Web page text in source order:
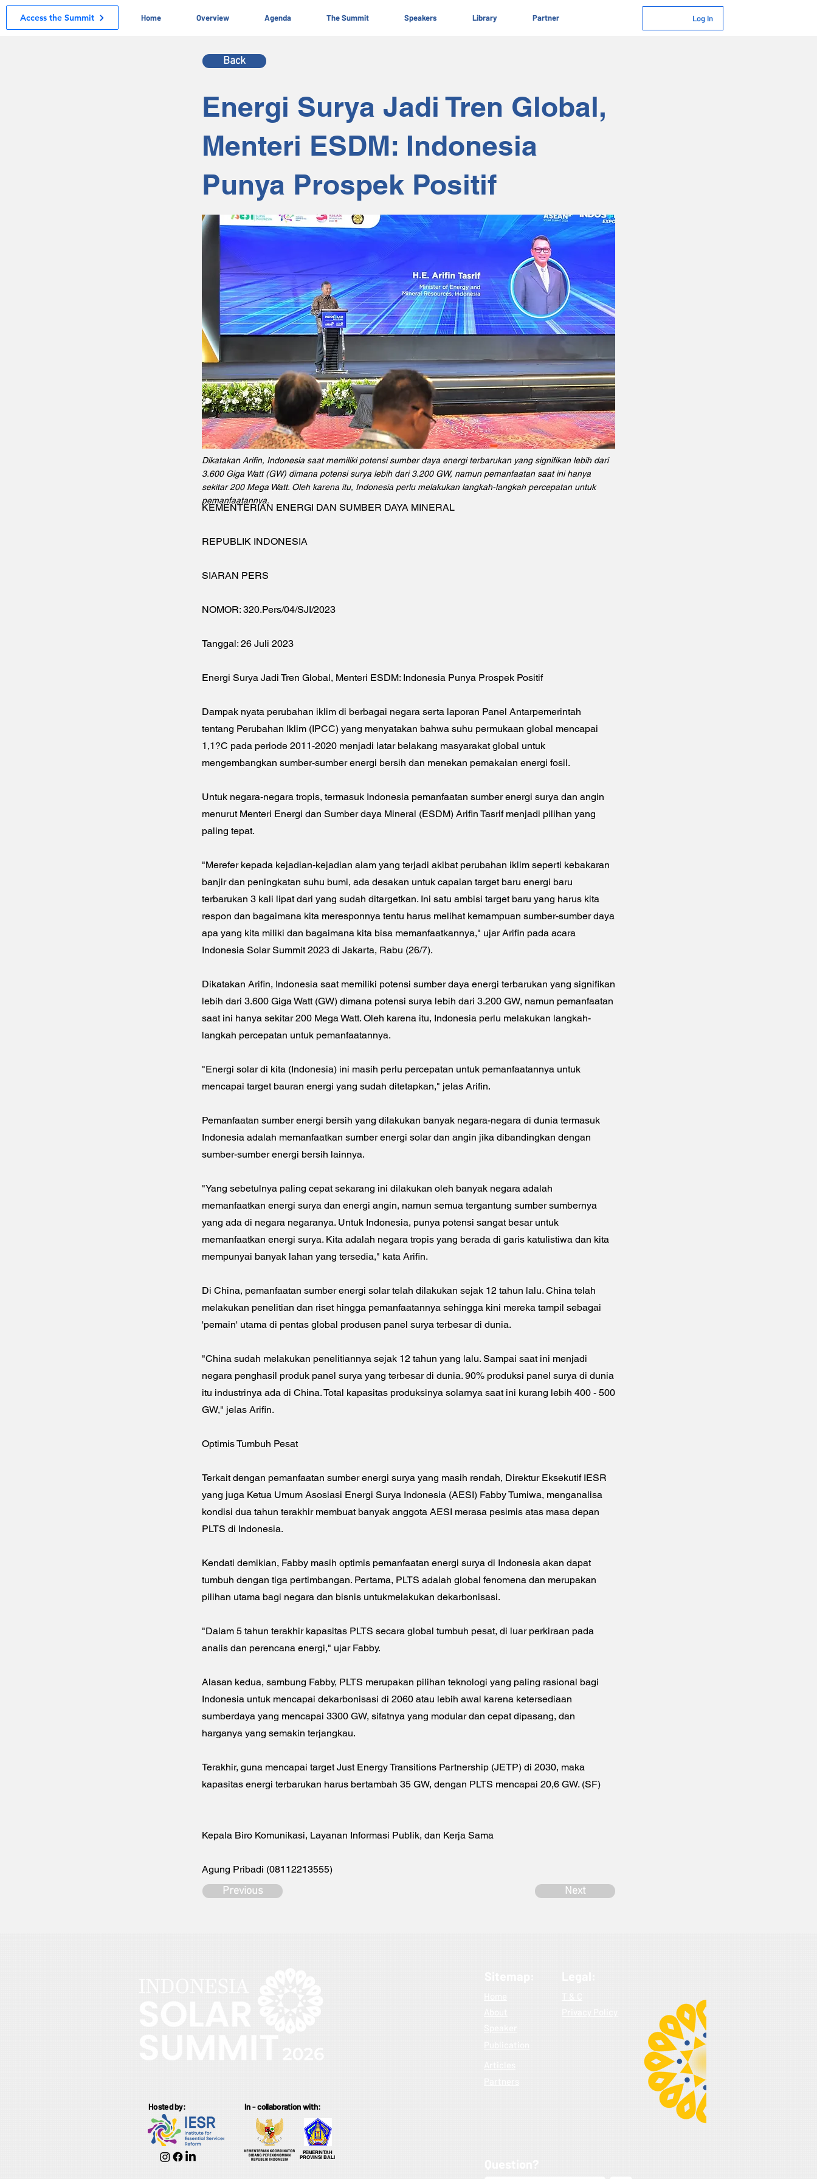
Access the Summit Home Overview Agenda The Summit Speakers Library Partner Log In
Back
Energi Surya Jadi Tren Global,
Menteri ESDM: Indonesia
Punya Prospek Positif
Dikatakan Arifin, Indonesia saat memiliki potensi sumber daya energi terbarukan yang signifikan lebih dari
3.600 Giga Watt (GW) dimana potensi surya lebih dari 3.200 GW, namun pemanfaatan saat ini hanya
sekitar 200 Mega Watt. Oleh karena itu, Indonesia perlu melakukan langkah-langkah percepatan untuk
pemanfaatannya.
KEMENTERIAN ENERGI DAN SUMBER DAYA MINERAL
REPUBLIK INDONESIA
SIARAN PERS
NOMOR: 320.Pers/04/SJI/2023
Tanggal: 26 Juli 2023
Energi Surya Jadi Tren Global, Menteri ESDM: Indonesia Punya Prospek Positif
Dampak nyata perubahan iklim di berbagai negara serta laporan Panel Antarpemerintah
tentang Perubahan Iklim (IPCC) yang menyatakan bahwa suhu permukaan global mencapai
1,1?C pada periode 2011-2020 menjadi latar belakang masyarakat global untuk
mengembangkan sumber-sumber energi bersih dan menekan pemakaian energi fosil.
Untuk negara-negara tropis, termasuk Indonesia pemanfaatan sumber energi surya dan angin
menurut Menteri Energi dan Sumber daya Mineral (ESDM) Arifin Tasrif menjadi pilihan yang
paling tepat.
"Merefer kepada kejadian-kejadian alam yang terjadi akibat perubahan iklim seperti kebakaran
banjir dan peningkatan suhu bumi, ada desakan untuk capaian target baru energi baru
terbarukan 3 kali lipat dari yang sudah ditargetkan. Ini satu ambisi target baru yang harus kita
respon dan bagaimana kita meresponnya tentu harus melihat kemampuan sumber-sumber daya
apa yang kita miliki dan bagaimana kita bisa memanfaatkannya," ujar Arifin pada acara
Indonesia Solar Summit 2023 di Jakarta, Rabu (26/7).
Dikatakan Arifin, Indonesia saat memiliki potensi sumber daya energi terbarukan yang signifikan
lebih dari 3.600 Giga Watt (GW) dimana potensi surya lebih dari 3.200 GW, namun pemanfaatan
saat ini hanya sekitar 200 Mega Watt. Oleh karena itu, Indonesia perlu melakukan langkah-
langkah percepatan untuk pemanfaatannya.
"Energi solar di kita (Indonesia) ini masih perlu percepatan untuk pemanfaatannya untuk
mencapai target bauran energi yang sudah ditetapkan," jelas Arifin.
Pemanfaatan sumber energi bersih yang dilakukan banyak negara-negara di dunia termasuk
Indonesia adalah memanfaatkan sumber energi solar dan angin jika dibandingkan dengan
sumber-sumber energi bersih lainnya.
"Yang sebetulnya paling cepat sekarang ini dilakukan oleh banyak negara adalah
memanfaatkan energi surya dan energi angin, namun semua tergantung sumber sumbernya
yang ada di negara negaranya. Untuk Indonesia, punya potensi sangat besar untuk
memanfaatkan energi surya. Kita adalah negara tropis yang berada di garis katulistiwa dan kita
mempunyai banyak lahan yang tersedia," kata Arifin.
Di China, pemanfaatan sumber energi solar telah dilakukan sejak 12 tahun lalu. China telah
melakukan penelitian dan riset hingga pemanfaatannya sehingga kini mereka tampil sebagai
'pemain' utama di pentas global produsen panel surya terbesar di dunia.
"China sudah melakukan penelitiannya sejak 12 tahun yang lalu. Sampai saat ini menjadi
negara penghasil produk panel surya yang terbesar di dunia. 90% produksi panel surya di dunia
itu industrinya ada di China. Total kapasitas produksinya solarnya saat ini kurang lebih 400 - 500
GW," jelas Arifin.
Optimis Tumbuh Pesat
Terkait dengan pemanfaatan sumber energi surya yang masih rendah, Direktur Eksekutif IESR
yang juga Ketua Umum Asosiasi Energi Surya Indonesia (AESI) Fabby Tumiwa, menganalisa
kondisi dua tahun terakhir membuat banyak anggota AESI merasa pesimis atas masa depan
PLTS di Indonesia.
Kendati demikian, Fabby masih optimis pemanfaatan energi surya di Indonesia akan dapat
tumbuh dengan tiga pertimbangan. Pertama, PLTS adalah global fenomena dan merupakan
pilihan utama bagi negara dan bisnis untukmelakukan dekarbonisasi.
"Dalam 5 tahun terakhir kapasitas PLTS secara global tumbuh pesat, di luar perkiraan pada
analis dan perencana energi," ujar Fabby.
Alasan kedua, sambung Fabby, PLTS merupakan pilihan teknologi yang paling rasional bagi
Indonesia untuk mencapai dekarbonisasi di 2060 atau lebih awal karena ketersediaan
sumberdaya yang mencapai 3300 GW, sifatnya yang modular dan cepat dipasang, dan
harganya yang semakin terjangkau.
Terakhir, guna mencapai target Just Energy Transitions Partnership (JETP) di 2030, maka
kapasitas energi terbarukan harus bertambah 35 GW, dengan PLTS mencapai 20,6 GW. (SF)
Kepala Biro Komunikasi, Layanan Informasi Publik, dan Kerja Sama
Agung Pribadi (08112213555)
Previous Next
Hosted by: In - collaboration with:
PEMERINTAH
PROVINSI BALI